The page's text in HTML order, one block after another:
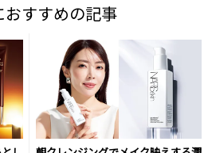
おすすめの記事